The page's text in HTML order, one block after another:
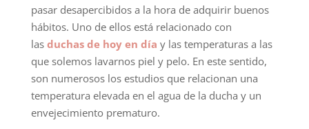
pasar desapercibidos a la hora de adquirir buenos
hábitos. Uno de ellos está relacionado con
las duchas de hoy en día y las temperaturas a las
que solemos lavarnos piel y pelo. En este sentido,
son numerosos los estudios que relacionan una
temperatura elevada en el agua de la ducha y un
envejecimiento prematuro.